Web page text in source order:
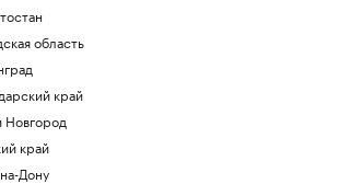
область
край
край
Дону